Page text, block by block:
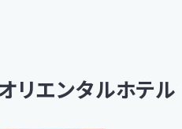
リエンタルホテル